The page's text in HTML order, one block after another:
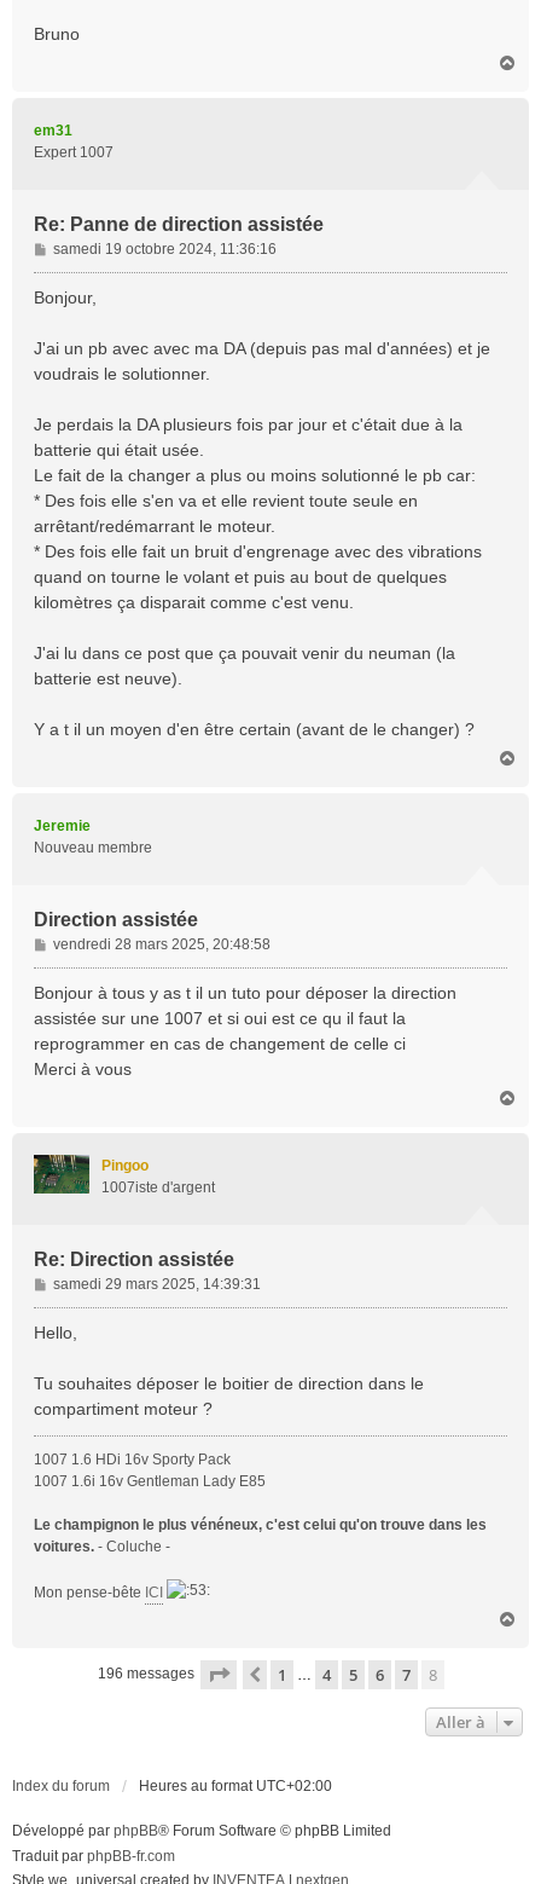
Bruno
em31
Expert 1007
Re: Panne de direction assistée
M
e
s
g
e
samedi 19 octobre 2024, 11:36:16
Bonjour,
J'ai un pb avec avec ma DA (depuis pas mal d'années) et je
voudrais le solutionner.
Je perdais la DA plusieurs fois par jour et c'était due à la
batterie qui était usée.
Le fait de la changer a plus ou moins solutionné le pb car:
* Des fois elle s'en va et elle revient toute seule en
arrêtant/redémarrant le moteur.
* Des fois elle fait un bruit d'engrenage avec des vibrations
quand on tourne le volant et puis au bout de quelques
kilomètres ça disparait comme c'est venu.
J'ai lu dans ce post que ça pouvait venir du neuman (la
batterie est neuve).
Y a t il un moyen d'en être certain (avant de le changer) ?
Jeremie
Nouveau membre
Direction assistée
M
e
s
g
e
vendredi 28 mars 2025, 20:48:58
Bonjour à tous y as t il un tuto pour déposer la direction
assistée sur une 1007 et si oui est ce qu il faut la
reprogrammer en cas de changement de celle ci
Merci à vous
Pingoo
1007iste d'argent
Re: Direction assistée
M
e
s
g
e
samedi 29 mars 2025, 14:39:31
Hello,
Tu souhaites déposer le boitier de direction dans le
compartiment moteur ?
1007 1.6 HDi 16v Sporty Pack
1007 1.6i 16v Gentleman Lady E85
Le champignon le plus vénéneux, c'est celui qu'on trouve dans les
voitures. - Coluche -
Mon pense-bête ICI
196 messages Page sur8
Précédente
1 … 4 5 6 7 8
Aller à
Index du forum Heures au format UTC+02:00
Développé par phpBB® Forum Software © phpBB Limited
Traduit par phpBB-fr.com
Style we_universal created by INVENTEA nextgen